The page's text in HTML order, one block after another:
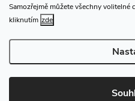
Samozřejmě můžete všechny
kliknutím zde
Copyright 2026CHN.cz.